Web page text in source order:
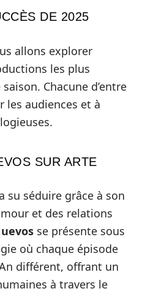
DE 2025
allons explorer
les plus
Chacune d’entre
les audiences et à
SUR ARTE
su séduire grâce à son
et des relations
se présente sous
où chaque épisode
différent, offrant un
à travers le